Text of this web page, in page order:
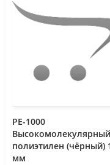
РЕ-1000
Высокомолекулярный
полиэтилен (чёрный)
мм